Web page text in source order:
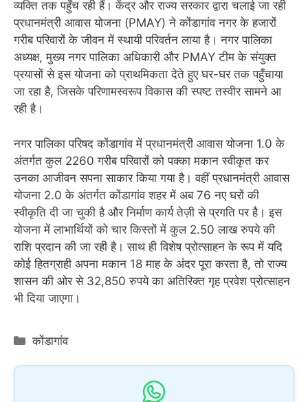
व्यक्ति तक पहुँच रही हैं। केंद्र और राज्य सरकार द्वारा चलाई जा रही
प्रधानमंत्री आवास योजना (PMAY) ने कोंडागांव नगर के हजारों
गरीब परिवारों के जीवन में स्थायी परिवर्तन लाया है। नगर पालिका
अध्यक्ष, मुख्य नगर पालिका अधिकारी और PMAY टीम के संयुक्त
प्रयासों से इस योजना को प्राथमिकता देते हुए घर-घर तक पहुँचाया
जा रहा है, जिसके परिणामस्वरूप विकास की स्पष्ट तस्वीर सामने आ
रही है।
नगर पालिका परिषद कोंडागांव में प्रधानमंत्री आवास योजना 1.0 के
अंतर्गत कुल 2260 गरीब परिवारों को पक्का मकान स्वीकृत कर
उनका आजीवन सपना साकार किया गया है। वहीं प्रधानमंत्री आवास
योजना 2.0 के अंतर्गत कोंडागांव शहर में अब 76 नए घरों की
स्वीकृति दी जा चुकी है और निर्माण कार्य तेज़ी से प्रगति पर है। इस
योजना में लाभार्थियों को चार किस्तों में कुल 2.50 लाख रुपये की
राशि प्रदान की जा रही है। साथ ही विशेष प्रोत्साहन के रूप में यदि
कोई हितग्राही अपना मकान 18 माह के अंदर पूरा करता है, तो राज्य
शासन की ओर से 32,850 रुपये का अतिरिक्त गृह प्रवेश प्रोत्साहन
भी दिया जाएगा।
Categories
कोंडागांव